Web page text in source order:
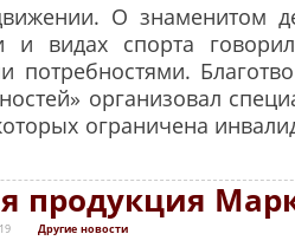
О знаменитом
и видах спорта
потребностями.
организовал
ограничена
продукция
Другие новости